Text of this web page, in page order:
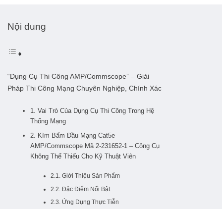
Nội dung
“Dụng Cụ Thi Công AMP/Commscope” – Giải
Pháp Thi Công Mạng Chuyên Nghiệp, Chính Xác
1. Vai Trò Của Dụng Cụ Thi Công Trong Hệ
Thống Mạng
2. Kìm Bấm Đầu Mạng Cat5e
AMP/Commscope Mã 2-231652-1 – Công Cụ
Không Thể Thiếu Cho Kỹ Thuật Viên
2.1. Giới Thiệu Sản Phẩm
2.2. Đặc Điểm Nổi Bật
2.3. Ứng Dụng Thực Tiễn